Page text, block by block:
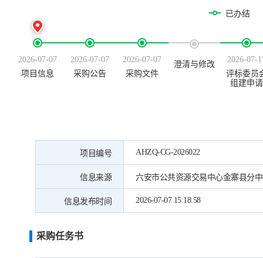
已办结
2026-07-07
项目信息
2026-07-07
采购公告
2026-07-07
采购文件
澄清与修改
2026-07-
评标委员
组建申请
项目编号 AHZQ-CG-2026022
信息来源 六安市公共资源交易中心金寨县分
信息发布时间 2026-07-07 15:18:58
采购任务书